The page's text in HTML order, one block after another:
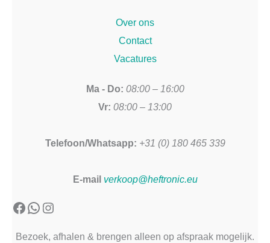
Over ons
Contact
Vacatures
Ma - Do: 08:00 – 16:00
Vr: 08:00 – 13:00
Telefoon/Whatsapp: +31 (0) 180 465 339
E-mail verkoop@heftronic.eu
Facebook
WhatsApp
Instagram
Bezoek, afhalen & brengen alleen op afspraak mogelijk.